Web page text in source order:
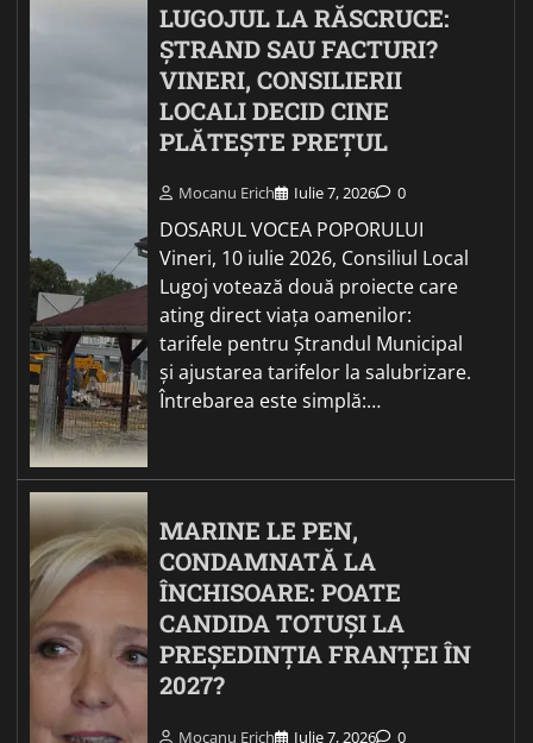
LUGOJUL LA RĂSCRUCE:
ȘTRAND SAU FACTURI?
VINERI, CONSILIERII
LOCALI DECID CINE
PLĂTEȘTE PREȚUL
Mocanu Erich Iulie 7, 2026 0
DOSARUL VOCEA POPORULUI
Vineri, 10 iulie 2026, Consiliul Local
Lugoj votează două proiecte care
ating direct viața oamenilor:
tarifele pentru Ștrandul Municipal
și ajustarea tarifelor la salubrizare.
Întrebarea este simplă:…
MARINE LE PEN,
CONDAMNATĂ LA
ÎNCHISOARE: POATE
CANDIDA TOTUȘI LA
PREȘEDINȚIA FRANȚEI ÎN
2027?
Mocanu Erich Iulie 7, 2026 0